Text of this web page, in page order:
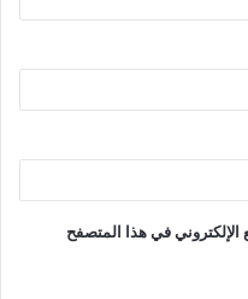
في هذا المتصفح